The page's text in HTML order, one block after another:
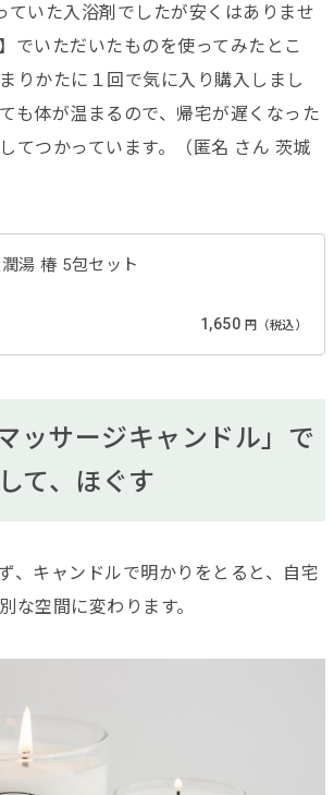
ていた入浴剤でしたが安くはありませ
でいただいたものを使ってみたとこ
りかたに１回で気に入り購入しまし
も体が温まるので、帰宅が遅くなった
てつかっています。（匿名 さん 茨城
湯 椿 5包セット
1,650 円（税込）
ッサージキャンドル」で
て、ほぐす
、キャンドルで明かりをとると、自宅
な空間に変わります。